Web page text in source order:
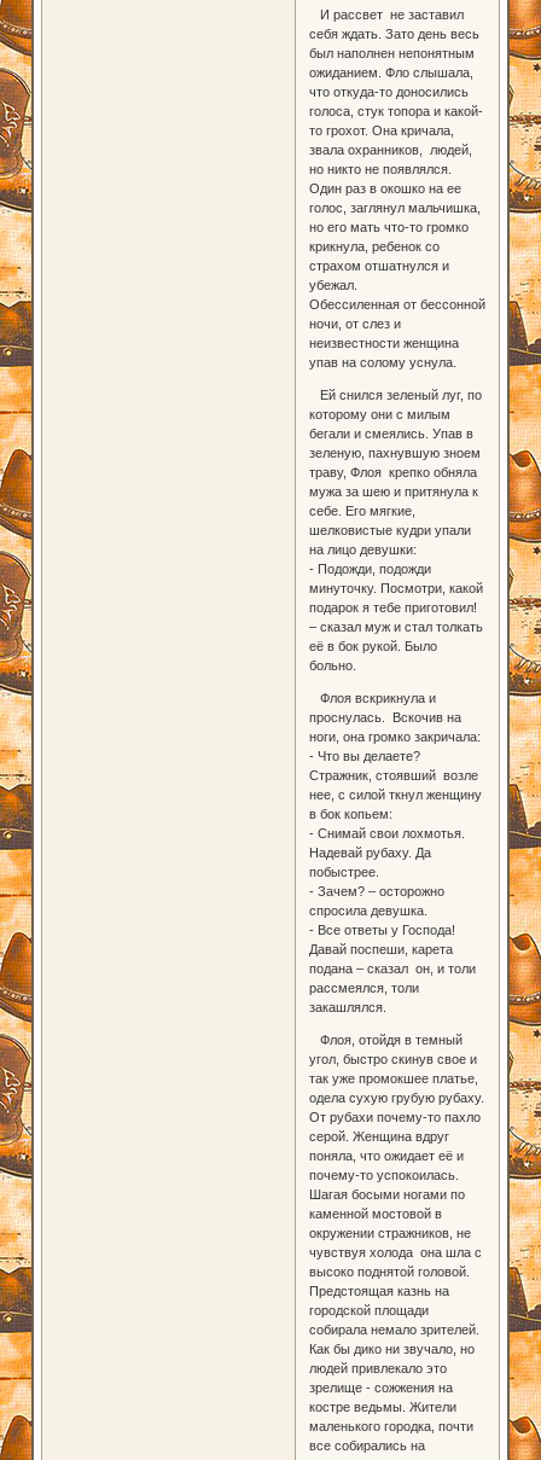
И рассвет не заставил
себя ждать. Зато день весь
был наполнен непонятным
ожиданием. Фло слышала,
что откуда-то доносились
голоса, стук топора и какой-
то грохот. Она кричала,
звала охранников, людей,
но никто не появлялся.
Один раз в окошко на ее
голос, заглянул мальчишка,
но его мать что-то громко
крикнула, ребенок со
страхом отшатнулся и
убежал.
Обессиленная от бессонной
ночи, от слез и
неизвестности женщина
упав на солому уснула.
Ей снился зеленый луг, по
которому они с милым
бегали и смеялись. Упав в
зеленую, пахнувшую зноем
траву, Флоя крепко обняла
мужа за шею и притянула к
себе. Его мягкие,
шелковистые кудри упали
на лицо девушки:
- Подожди, подожди
минуточку. Посмотри, какой
подарок я тебе приготовил!
– сказал муж и стал толкать
её в бок рукой. Было
больно.
Флоя вскрикнула и
проснулась. Вскочив на
ноги, она громко закричала:
- Что вы делаете?
Стражник, стоявший возле
нее, с силой ткнул женщину
в бок копьем:
- Снимай свои лохмотья.
Надевай рубаху. Да
побыстрее.
- Зачем? – осторожно
спросила девушка.
- Все ответы у Господа!
Давай поспеши, карета
подана – сказал он, и толи
рассмеялся, толи
закашлялся.
Флоя, отойдя в темный
угол, быстро скинув свое и
так уже промокшее платье,
одела сухую грубую рубаху.
От рубахи почему-то пахло
серой. Женщина вдруг
поняла, что ожидает её и
почему-то успокоилась.
Шагая босыми ногами по
каменной мостовой в
окружении стражников, не
чувствуя холода она шла с
высоко поднятой головой.
Предстоящая казнь на
городской площади
собирала немало зрителей.
Как бы дико ни звучало, но
людей привлекало это
зрелище - сожжения на
костре ведьмы. Жители
маленького городка, почти
все собирались на